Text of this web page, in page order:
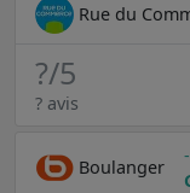
Rue du
?/5
? avis
Boulanger